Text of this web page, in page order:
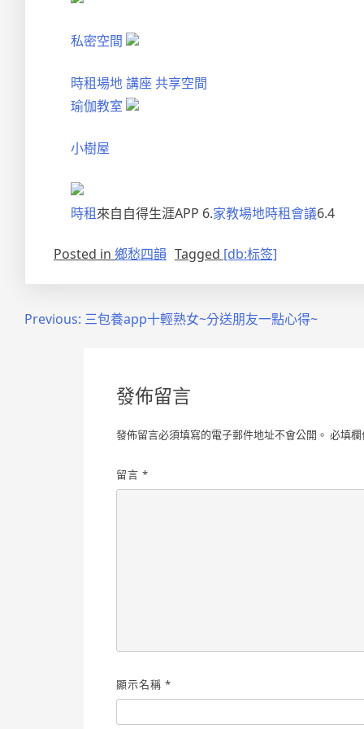
私密空間
時租場地講座共享空間
瑜伽教室
小樹屋
時租來自自得生涯APP 6.家教場地時租會議6.4
Posted in 鄉愁四韻 Tagged [db:标签]
Previous: 三包養app十輕熟女~分送朋友一點心得~
發佈留言
發佈留言必須填寫的電子郵件地址不會公開。 必填
留言*
顯示名稱*